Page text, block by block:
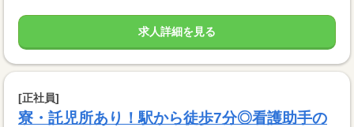
求人詳細を見る
[正社員]
寮・託児所あり！駅から徒歩7分◎看護助手の